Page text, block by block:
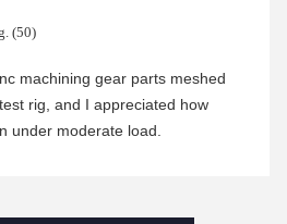
(50)
machining gear parts meshed
rig, and I appreciated how
under moderate load.